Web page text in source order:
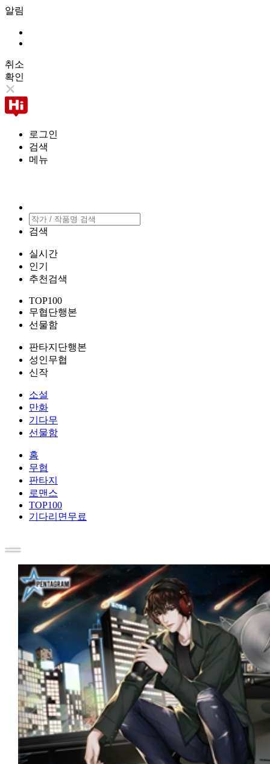
알림
취소
확인
로그인
검색
메뉴
검색
실시간
인기
추천검색
TOP100
무협단행본
선물함
판타지단행본
성인무협
신작
소설
만화
기다무
선물함
홈
무협
판타지
로맨스
TOP100
기다리면무료